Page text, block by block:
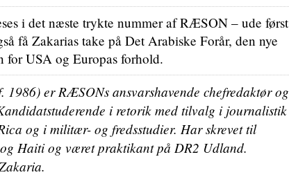
i det næste trykte nummer af RÆSON – ude først
få Zakarias take på Det Arabiske Forår, den nye
for USA og Europas forhold.
1986) er RÆSONs ansvarshavende chefredaktør og
i retorik med tilvalg i journalistik
og i militær- og fredsstudier. Har skrevet til
Haiti og været praktikant på DR2 Udland.